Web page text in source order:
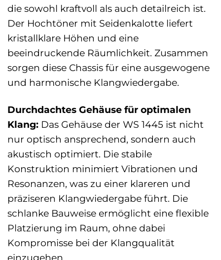
die sowohl kraftvoll als auch detailreich ist.
Der Hochtöner mit Seidenkalotte liefert
kristallklare Höhen und eine
beeindruckende Räumlichkeit. Zusammen
sorgen diese Chassis für eine ausgewogene
und harmonische Klangwiedergabe.
Durchdachtes Gehäuse für optimalen
Klang: Das Gehäuse der WS 1445 ist nicht
nur optisch ansprechend, sondern auch
akustisch optimiert. Die stabile
Konstruktion minimiert Vibrationen und
Resonanzen, was zu einer klareren und
präziseren Klangwiedergabe führt. Die
schlanke Bauweise ermöglicht eine flexible
Platzierung im Raum, ohne dabei
Kompromisse bei der Klangqualität
einzugehen.